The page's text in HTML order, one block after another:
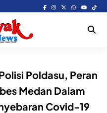
Poldasu, Peran
Medan Dalam
Covid-19